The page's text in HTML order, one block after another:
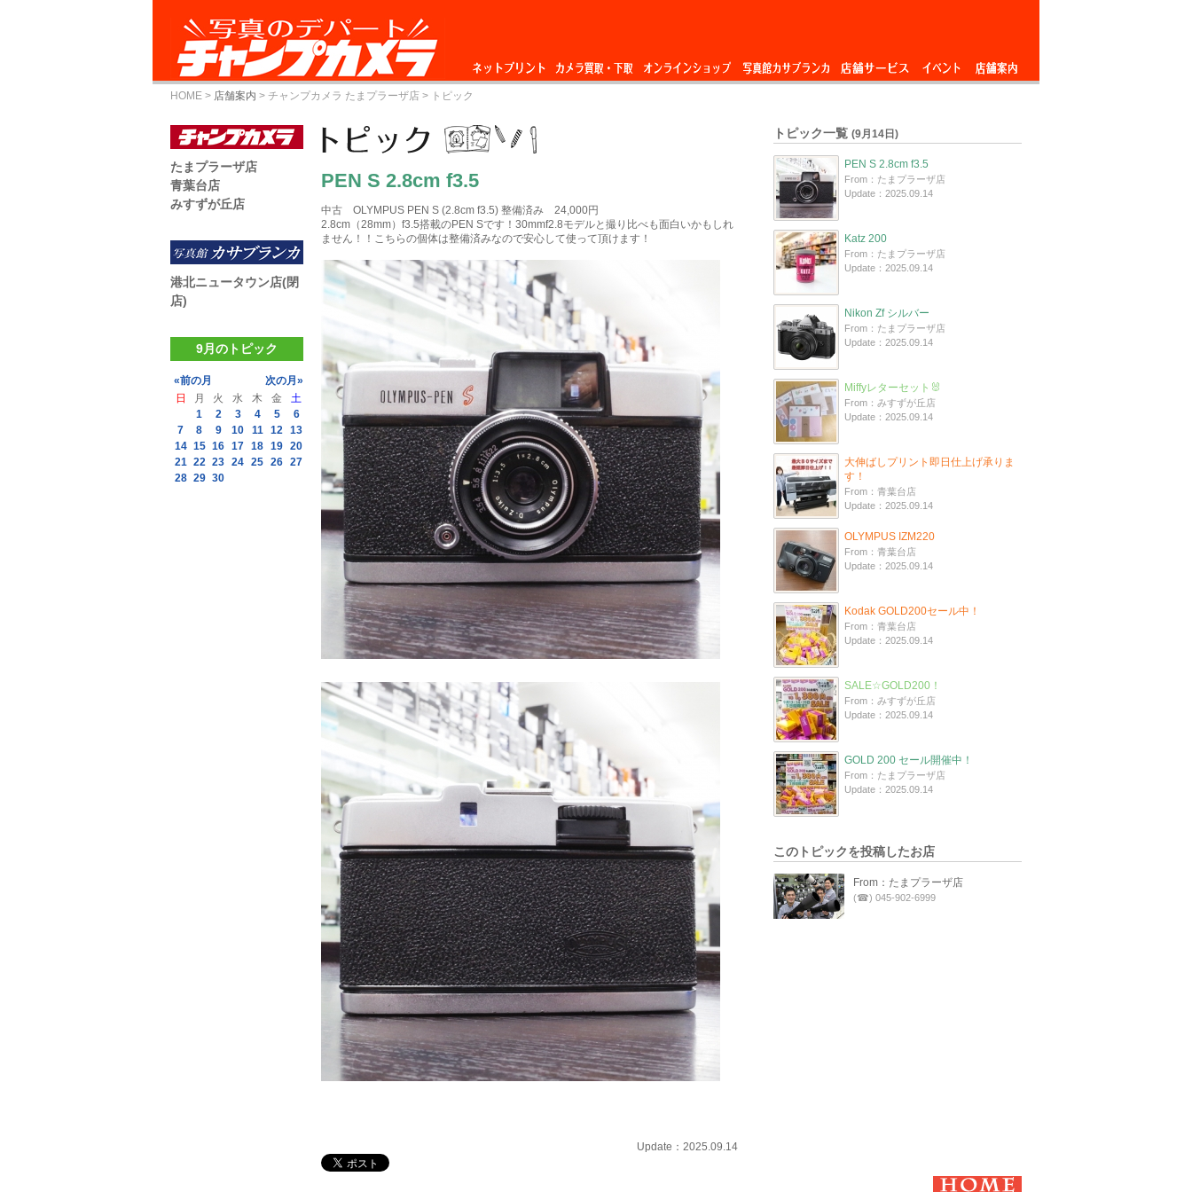
ネットプリント
カメラ買取・下
オンラインショップ 写真館カサブランカ 店舗サービス イベント 店舗案内
HOME > 店舗案内 > チャンプカメラ たまプラーザ店 > トピック
PEN S 2.8cm f3.5
中古 OLYMPUS PEN S (2.8cm f3.5) 整備済み 24,000円
2.8cm（28mm）f3.5搭載のPEN Sです！30mmf2.8モデルと撮り比べも面白いかもしれ
ません！！こちらの個体は整備済みなので安心して使って頂けます！
Update：2025.09.14
たまプラーザ店
青葉台店
みすずが丘店
港北ニュータウン店(閉
店)
9月のトピック
«前の月
次の月»
日
月 火 水 木 金
土
1
2 3 4 5
6
7
8 9 10 11 12 13
14 15 16 17 18 19 20
21 22 23 24 25 26 27
28 29 30
トピック一覧 (9月14日)
PEN S 2.8cm f3.5
From：たまプラーザ店
Update：2025.09.14
Katz 200
From：たまプラーザ店
Update：2025.09.14
Nikon Zf シルバー
From：たまプラーザ店
Update：2025.09.14
Miffyレターセット🐰
From：みすずが丘店
Update：2025.09.14
大伸ばしプリント即日仕上げ承りま
す！
From：青葉台店
Update：2025.09.14
OLYMPUS IZM220
From：青葉台店
Update：2025.09.14
Kodak GOLD200セール中！
From：青葉台店
Update：2025.09.14
SALE☆GOLD200！
From：みすずが丘店
Update：2025.09.14
GOLD 200 セール開催中！
From：たまプラーザ店
Update：2025.09.14
このトピックを投稿したお店
From：たまプラーザ店
(☎) 045-902-6999